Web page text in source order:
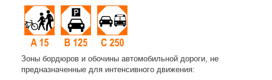
Зоны бордюров и обочины автомобильной дороги, не
предназначенные для интенсивного движения: